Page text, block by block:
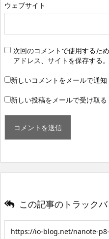
ウェブサイト
次回のコメントで使用するた
アドレス、サイトを保存する。
新しいコメントをメールで通知
新しい投稿をメールで受け取る
この記事のトラック